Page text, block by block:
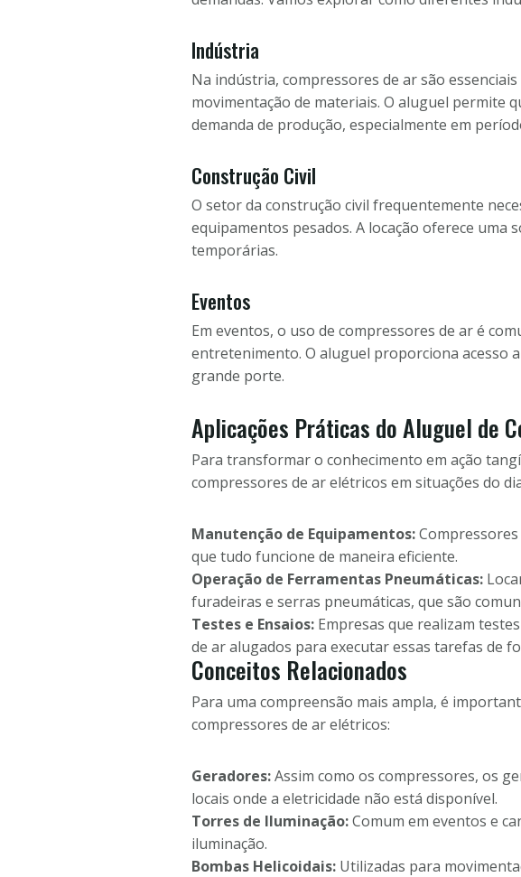
Indústria
Na indústria, compressores de ar são
movimentação de materiais. O aluguel permite
demanda de produção, especialmente em
Construção Civil
O setor da construção civil frequentemente
equipamentos pesados. A locação oferece uma
temporárias.
Eventos
Em eventos, o uso de compressores de ar é
entretenimento. O aluguel proporciona acesso
grande porte.
Aplicações Práticas do Aluguel de
Para transformar o conhecimento em ação
compressores de ar elétricos em situações do
Manutenção de Equipamentos:
que tudo funcione de maneira eficiente.
Operação de Ferramentas Pneumáticas:
furadeiras e serras pneumáticas, que são
Testes e Ensaios: Empresas que realizam
de ar alugados para executar essas tarefas de
Conceitos Relacionados
Para uma compreensão mais ampla, é
compressores de ar elétricos:
Geradores:Assim como os compressores, os
locais onde a eletricidade não está disponível.
Torres de Iluminação:Comum em eventos e
iluminação.
Bombas Helicoidais: Utilizadas para